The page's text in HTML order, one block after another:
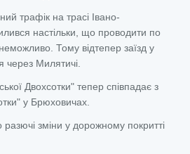
трафік на трасі Івано-
настільки, що проводити по
Тому відтепер заїзд у
через Милятичі.
Двохсотки" тепер співпадає з
у Брюховичах.
разючі зміни у дорожному покритті